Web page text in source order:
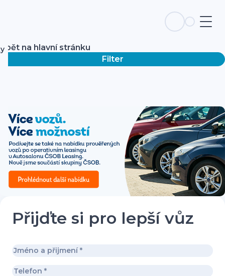
Zpět na hlavní stránku
Filter
Přijďte si pro lepší vůz